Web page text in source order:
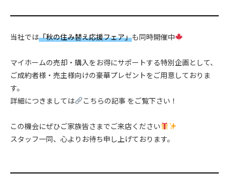
当社では「秋の住み替え応援フェア」も同時開催中
マイホームの売却・購入をお得にサポートする特別企画として、
ご成約者様・売主様向けの豪華プレゼントをご用意しておりま
す。
詳細につきましては
こちらの記事 をご覧下さい！
この機会にぜひご家族皆さまでご来店ください
スタッフ一同、心よりお待ち申し上げております。